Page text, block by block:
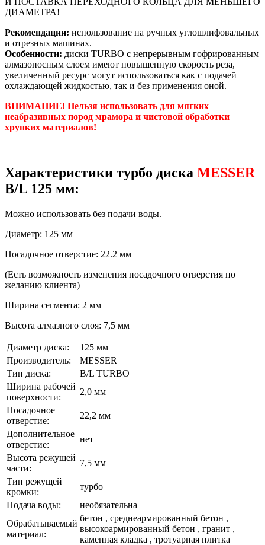
ДИАМЕТРА!
Рекомендации: использование на ручных углошлифовальных
и отрезных машинах.
Особенности: диски TURBO с непрерывным гофрированным
алмазоносным слоем имеют повышенную скорость реза,
увеличенный ресурс могут использоваться как с подачей
охлаждающей жидкостью, так и без применения оной.
ВНИМАНИЕ! Нельзя использовать для мягких
неабразивных пород мрамора и чистовой обработки
хрупких материалов!
Характеристики турбо диска MESSER
B/L 125 мм:
Можно использовать без подачи воды.
Диаметр: 125 мм
Посадочное отверстие: 22.2 мм
(Есть возможность изменения посадочного отверстия по
желанию клиента)
Ширина сегмента: 2 мм
Высота алмазного слоя: 7,5 мм
Диаметр диска:
125 мм
Производитель:
MESSER
Тип диска:
B/L TURBO
Ширина рабочей
поверхности:
2,0 мм
Посадочное
отверстие:
22,2 мм
Дополнительное
отверстие:
нет
Высота режущей
части:
7,5 мм
Тип режущей
кромки:
турбо
Подача воды:
необязательна
Обрабатываемый
материал:
бетон , среднеармированный бетон ,
высокоармированный бетон , гранит ,
каменная кладка , тротуарная плитка